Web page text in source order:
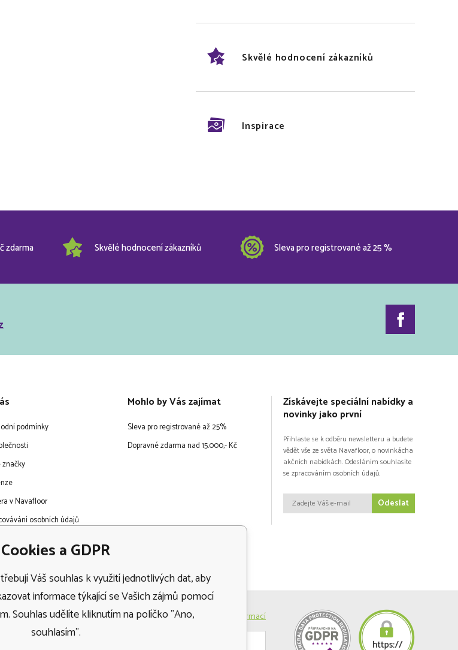
Skvělé hodnocení zákazníků
Inspirace
zdarma Skvělé hodnocení zákazníků Sleva pro registrované až 25 %
podmínky
značky
v Navafloor
osobních údajů
Mohlo by Vás zajímat
Sleva pro registrované až 25%
Dopravné zdarma nad 15.000,- Kč
Získávejte speciální nabídky a
novinky jako první
Přihlaste se k odběru newsletteru a budete
vědět vše ze světa Navafloor, o novinkácha
akčních nabídkách. Odesláním souhlasíte
se zpracováním osobních údajů.
Odeslat
Více informací
Cookies a GDPR
Váš souhlas k využití jednotlivých dat, aby
informace týkající se Vašich zájmů pomocí
Souhlas udělíte kliknutím na políčko "Ano,
souhlasím".